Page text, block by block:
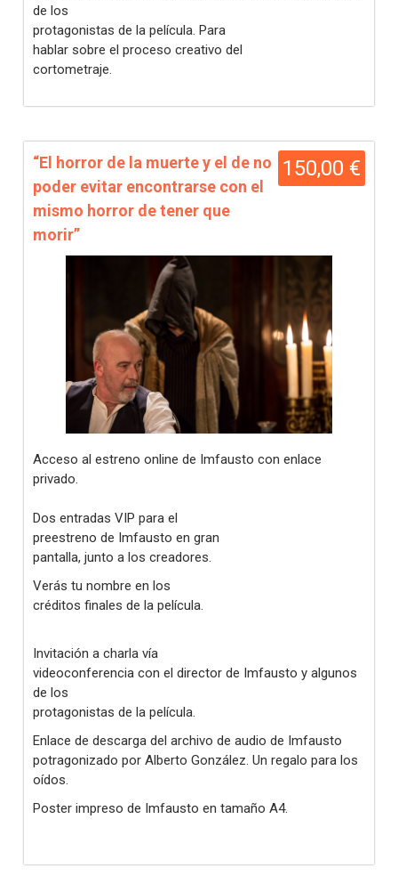
de los
protagonistas de la película. Para
hablar sobre el proceso creativo del
cortometraje.
150,00 €
“El horror de la muerte y el de no
poder evitar encontrarse con el
mismo horror de tener que
morir”
Acceso al estreno online de Imfausto con enlace
privado.
Dos entradas VIP para el
preestreno de Imfausto en gran
pantalla, junto a los creadores.
Verás tu nombre en los
créditos finales de la película.
Invitación a charla vía
videoconferencia con el director de Imfausto y algunos
de los
protagonistas de la película.
Enlace de descarga del archivo de audio de Imfausto
potragonizado por Alberto González. Un regalo para los
oídos.
Poster impreso de Imfausto en tamaño A4.